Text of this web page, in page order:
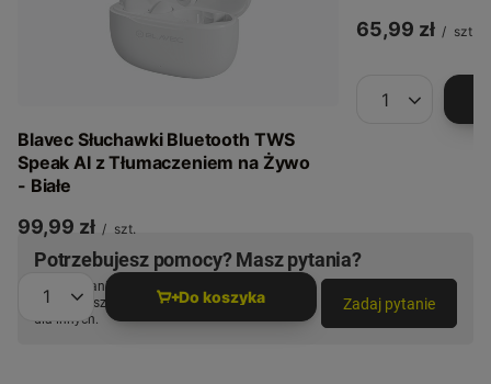
Blavec Słuchawki Bluetooth TWS
Speak AI z Tłumaczeniem na Żywo
- Białe
99,99 zł / szt.
Ilość produktów Do koszyka
65,99 zł / szt.
Ilość
Potrzebujesz pomocy? Masz pytania?
Zadaj pytanie a my odpowiemy niezwłocznie,
najciekawsze pytania i odpowiedzi publikując
dla innych.
Zadaj pytanie